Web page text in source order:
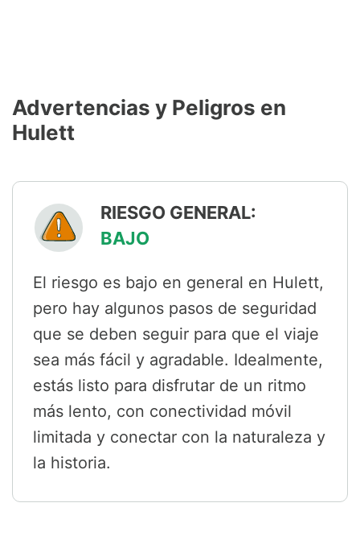
Advertencias y Peligros en
Hulett
RIESGO GENERAL:
BAJO
El riesgo es bajo en general en Hulett,
pero hay algunos pasos de seguridad
que se deben seguir para que el viaje
sea más fácil y agradable. Idealmente,
estás listo para disfrutar de un ritmo
más lento, con conectividad móvil
limitada y conectar con la naturaleza y
la historia.